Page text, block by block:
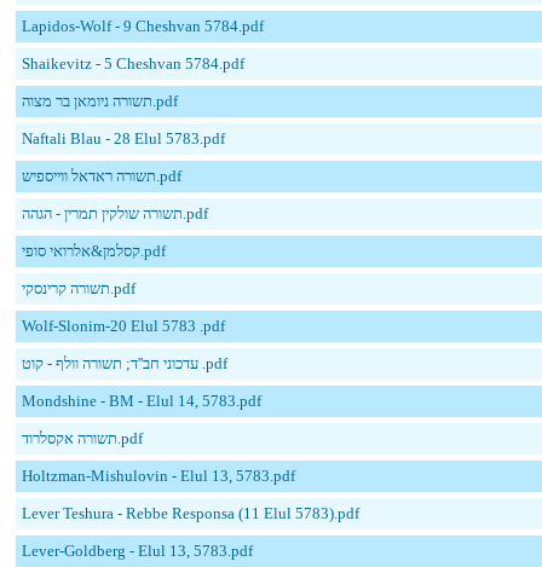
Lapidos-Wolf - 9 Cheshvan 5784.pdf
Shaikevitz - 5 Cheshvan 5784.pdf
תשורה ניומאן בר מצוה.pdf
Naftali Blau - 28 Elul 5783.pdf
תשורה ראדאל ווייספיש.pdf
תשורה שולקין תמרין - הגהה.pdf
קסלמן&אלרואי סופי.pdf
תשורה קרינסקי.pdf
Wolf-Slonim-20 Elul 5783 .pdf
עדכוני חב''ד; תשורה וולף - קוט .pdf
Mondshine - BM - Elul 14, 5783.pdf
תשורה אקסלרוד.pdf
Holtzman-Mishulovin - Elul 13, 5783.pdf
Lever Teshura - Rebbe Responsa (11 Elul 5783).pdf
Lever-Goldberg - Elul 13, 5783.pdf